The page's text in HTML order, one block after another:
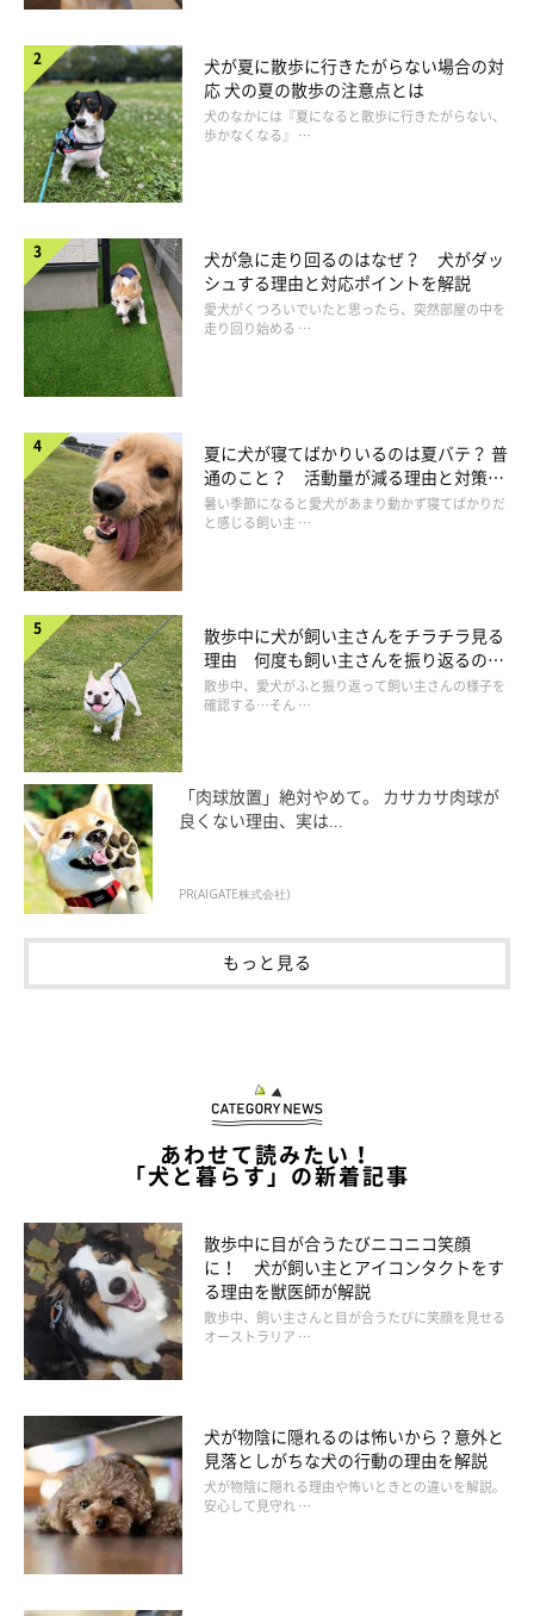
【よくわかる解説】人は気にしなくても犬には危険なことも
椅子から飛び降りた、ドアにはさまった……など、飼い主さんは
何げないことだと思っても子犬にとっては大きな衝撃となること
も。
とくにポメラニアンやチワワなどの犬種は、飼い主さんのひざか
らジャンプしただけで、ねんざしてしまうこともあるほどなの
で、気をつけてあげましょう。
【よくわかる解説】子犬は何でも口に入れてしまう危険が
子犬時代は、とにかく好奇心旺盛。床に落ちているものは何でも
口に入れてしまう傾向があるので、ボタンやヒモ、ペットボトル
のキャップなど飲みこんだら危険なものがないかを毎日確認しま
しょう。破壊してしまいそうなおもちゃはそのつど片づけ、危な
【よくわかる解説】避妊・去勢手術も念頭に
犬が夏に散歩に行きたがらない場合の対
応 犬の夏の散歩の注意点とは
犬のなかには『夏になると散歩に行きたがらない、
歩かなくなる』 …
犬が急に走り回るのはなぜ？ 犬がダッ
シュする理由と対応ポイントを解説
愛犬がくつろいでいたと思ったら、突然部屋の中を
走り回り始める …
夏に犬が寝てばかりいるのは夏バテ？ 普
通のこと？ 活動量が減る理由と対策と
は
暑い季節になると愛犬があまり動かず寝てばかりだ
と感じる飼い主 …
散歩中に犬が飼い主さんをチラチラ見る
理由 何度も飼い主さんを振り返るのは
なぜ？
散歩中、愛犬がふと振り返って飼い主さんの様子を
確認する…そん …
「肉球放置」絶対やめて。 カサカサ肉球が
良くない理由、実は...
PR(AIGATE株式会社)
もっと見る
あわせて読みたい！
「犬と暮らす」の新着記事
散歩中に目が合うたびニコニコ笑顔
に！ 犬が飼い主とアイコンタクトをす
る理由を獣医師が解説
散歩中、飼い主さんと目が合うたびに笑顔を見せる
オーストラリア …
犬が物陰に隠れるのは怖いから？意外と
見落としがちな犬の行動の理由を解説
犬が物陰に隠れる理由や怖いときとの違いを解説。
安心して見守れ …